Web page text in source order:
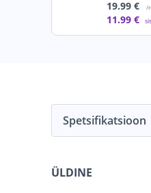
19.99 € /
11.99 €
Spetsifikatsioon
ÜLDINE